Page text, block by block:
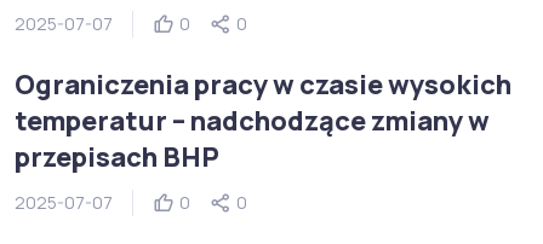
2025-07-07 0 0
Ograniczenia pracy w czasie wysokich
temperatur – nadchodzące zmiany w
przepisach BHP
2025-07-07 0 0